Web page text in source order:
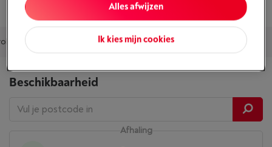
combinaties Accessoires Alternatieven Ons advies
Beschikbaarheid
Afhaling
Ik kies mijn cookies
Alles afwijzen